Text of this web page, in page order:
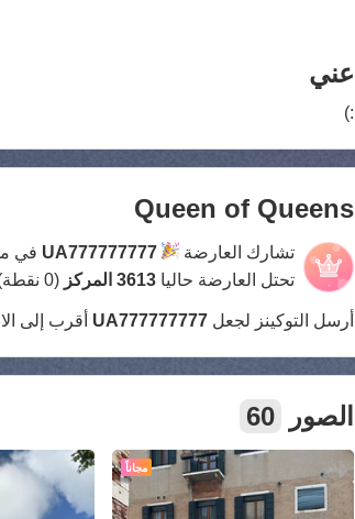
عني
:)
Queen of Queens
تشارك العارضة UA777777777 في
تحتل العارضة حاليا 3613 المركز (0 نقطة).
أرسل التوكينز لجعل UA777777777 أقرب إلى
الصور 60
مجاناً